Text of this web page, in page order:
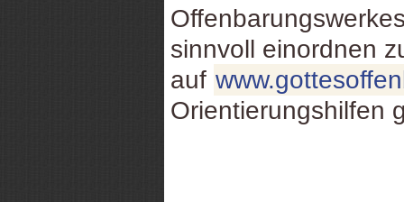
sinnvoll einordnen
auf
Orientierungshilfen